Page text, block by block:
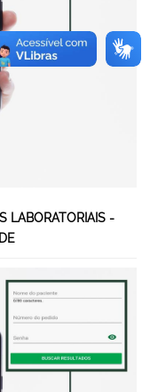
LABORATORIAIS -